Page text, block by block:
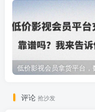
评论 抢沙发